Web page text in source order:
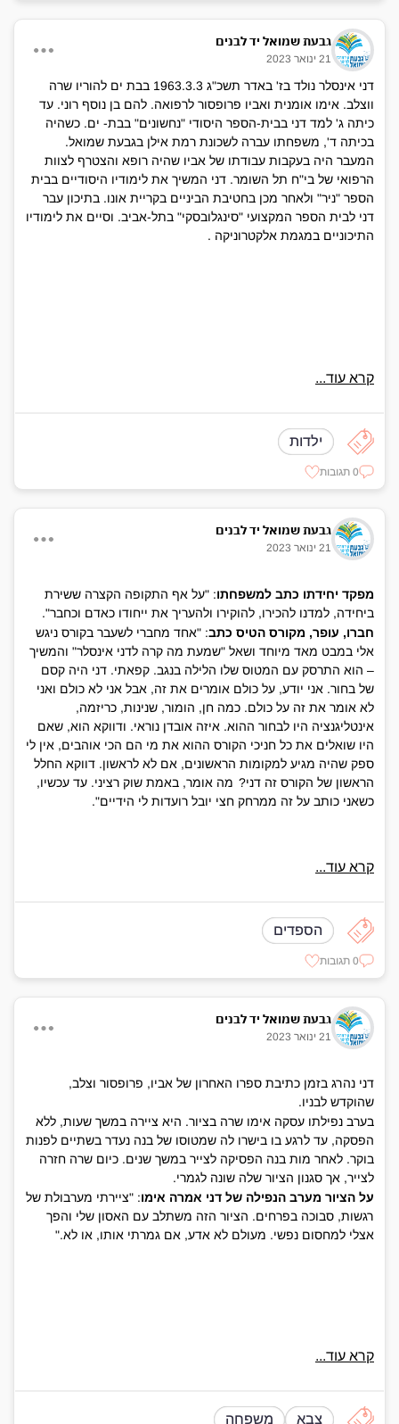
גבעת שמואל יד לבנים
21 ינואר 2023
דני אינסלר נולד בז' באדר תשכ"ג 1963.3.3 בבת ים להוריו שרה
ווצלב. אימו אומנית ואביו פרופסור לרפואה. להם בן נוסף רוני. עד
כיתה ג' למד דני בבית-הספר היסודי "נחשונים" בבת- ים. כשהיה
בכיתה ד', משפחתו עברה לשכונת רמת אילן בגבעת שמואל.
המעבר היה בעקבות עבודתו של אביו שהיה רופא והצטרף לצוות
הרפואי של בי"ח תל השומר. דני המשיך את לימודיו היסודיים בבית
הספר "ניר" ולאחר מכן בחטיבת הביניים בקריית אונו. בתיכון עבר
דני לבית הספר המקצועי "סינגלובסקי" בתל-אביב. וסיים את לימודיו
התיכוניים במגמת אלקטרוניקה .
קרא עוד...
ילדות
0 תגובות
גבעת שמואל יד לבנים
21 ינואר 2023
מפקד יחידתו כתב למשפחתו: "על אף התקופה הקצרה ששירת
ביחידה, למדנו להכירו, להוקירו ולהעריך את ייחודו כאדם וכחבר".
חברו, עופר, מקורס הטיס כתב: "אחד מחברי לשעבר בקורס ניגש
אלי במבט מאד מיוחד ושאל "שמעת מה קרה לדני אינסלר" והמשיך
– הוא התרסק עם המטוס שלו הלילה בנגב. קפאתי. דני היה קסם
של בחור. אני יודע, על כולם אומרים את זה, אבל אני לא כולם ואני
לא אומר את זה על כולם. כמה חן, הומור, שנינות, כריזמה,
אינטליגנציה היו לבחור ההוא. איזה אובדן נוראי. ודווקא הוא, שאם
היו שואלים את כל חניכי הקורס ההוא את מי הם הכי אוהבים, אין לי
ספק שהיה מגיע למקומות הראשונים, אם לא לראשון. דווקא החלל
הראשון של הקורס זה דני? מה אומר, באמת שוק רציני. עד עכשיו,
כשאני כותב על זה ממרחק חצי יובל רועדות לי הידיים".
קרא עוד...
הספדים
0 תגובות
גבעת שמואל יד לבנים
21 ינואר 2023
דני נהרג בזמן כתיבת ספרו האחרון של אביו, פרופסור וצלב,
שהוקדש לבניו.
בערב נפילתו עסקה אימו שרה בציור. היא ציירה במשך שעות, ללא
הפסקה, עד לרגע בו בישרו לה שמטוסו של בנה נעדר בשתיים לפנות
בוקר. לאחר מות בנה הפסיקה לצייר במשך שנים. כיום שרה חזרה
לצייר, אך סגנון הציור שלה שונה לגמרי.
על הציור מערב הנפילה של דני אמרה אימו: "ציירתי מערבולת של
רגשות, סבוכה בפרחים. הציור הזה משתלב עם האסון שלי והפך
אצלי למחסום נפשי. מעולם לא אדע, אם גמרתי אותו, או לא."
קרא עוד...
צבא משפחה